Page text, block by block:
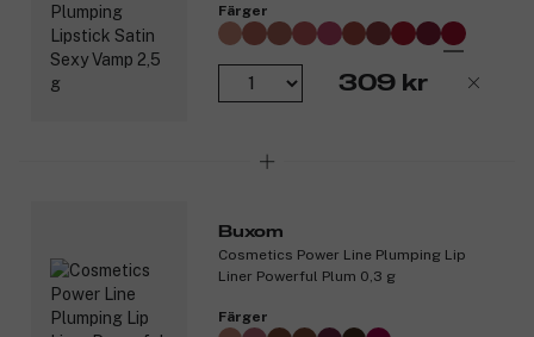
Färger
309 kr
Buxom
Cosmetics Power Line Plumping Lip
Liner Powerful Plum 0,3 g
Färger